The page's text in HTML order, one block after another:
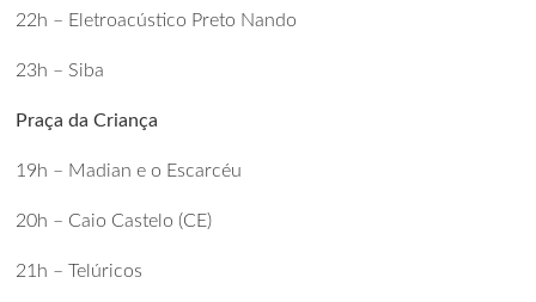
22h – Eletroacústico Preto Nando
23h – Siba
Praça da Criança
19h – Madian e o Escarcéu
20h – Caio Castelo (CE)
21h – Telúricos